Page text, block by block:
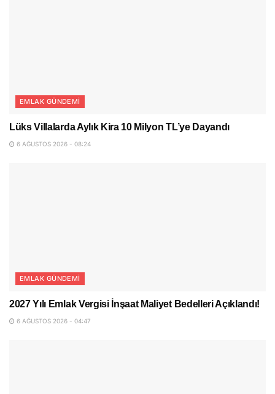
EMLAK GÜNDEMI
Lüks Villalarda Aylık Kira 10 Milyon TL’ye Dayandı
6 AĞUSTOS 2026 - 08:24
EMLAK GÜNDEMI
2027 Yılı Emlak Vergisi İnşaat Maliyet Bedelleri Açıklandı!
6 AĞUSTOS 2026 - 04:47